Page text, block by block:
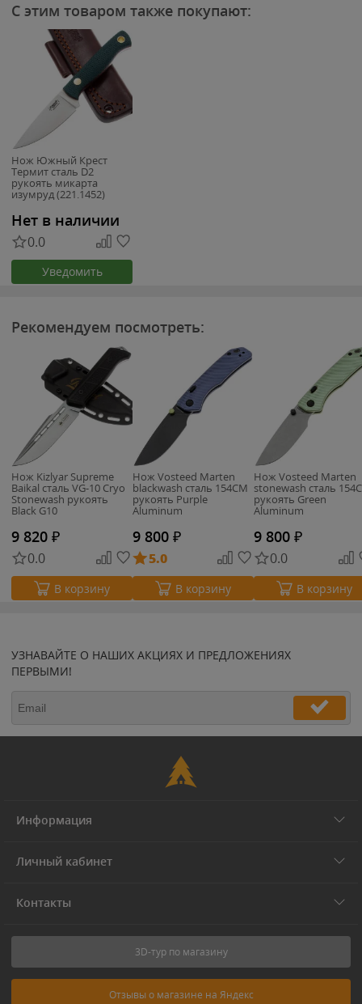
С этим товаром также покупают:
Нож Южный Крест
Термит сталь D2
рукоять микарта
изумруд (221.1452)
Нет в наличии
0.0
Уведомить
Рекомендуем посмотреть:
Нож Kizlyar Supreme
Baikal сталь VG-10 Cryo
Stonewash рукоять
Black G10
9 820 ₽
0.0
В корзину
Нож Vosteed Marten
blackwash сталь 154CM
рукоять Purple
Aluminum
9 800 ₽
5.0
В корзину
Нож Vosteed Marten
stonewash сталь
рукоять Green
Aluminum
9 800 ₽
0.0
В корзину
УЗНАВАЙТЕ О НАШИХ АКЦИЯХ И ПРЕДЛОЖЕНИЯХ
ПЕРВЫМИ!
Информация
Личный кабинет
Контакты
3D-тур по магазину
Отзывы о магазине на Яндекс